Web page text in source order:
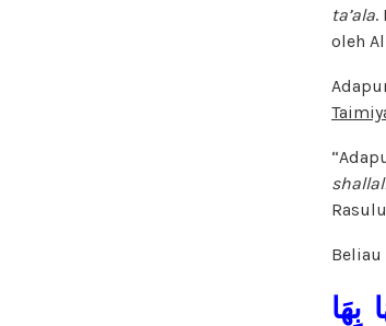
ta’ala.
oleh
Beliau
بِهَا